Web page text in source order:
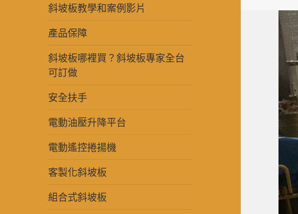
斜坡板教學和案例影片
產品保障
斜坡板哪裡買？斜坡板專家全台
可訂做
安全扶手
電動油壓升降平台
電動遙控捲揚機
客製化斜坡板
組合式斜坡板